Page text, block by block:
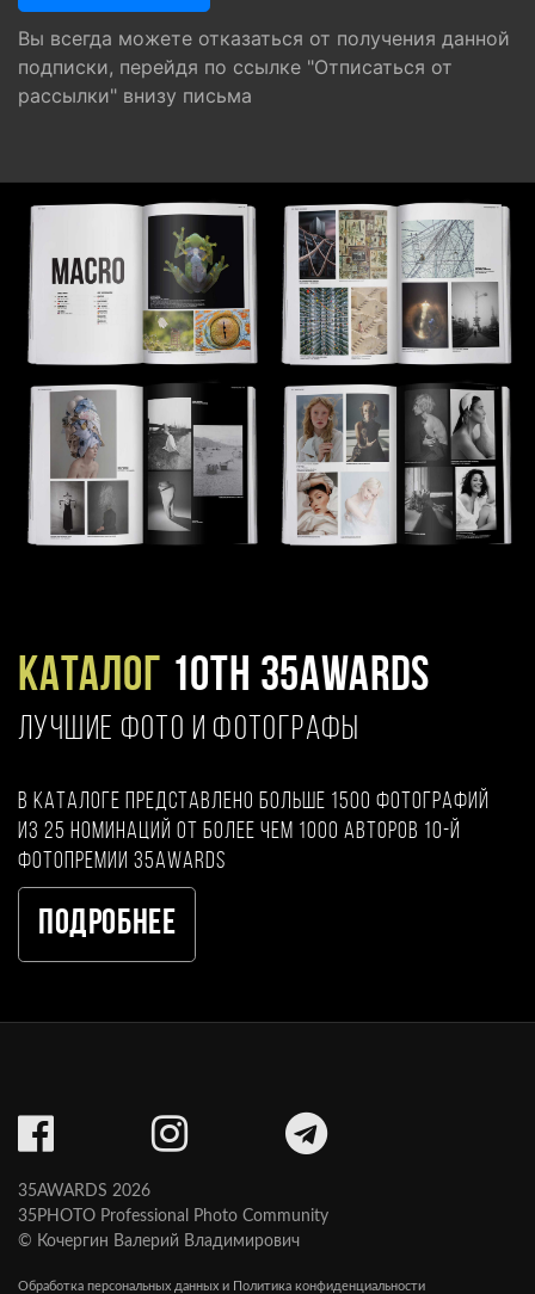
Вы всегда можете отказаться от получения данной
подписки, перейдя по ссылке "Отписаться от
рассылки" внизу письма
Каталог 10TH 35AWARDS
ЛУЧШИЕ ФОТО И ФОТОГРАФЫ
В каталоге представлено больше 1500 фотографий
из 25 номинаций от более чем 1000 авторов 10-й
фотопремии 35AWARDS
Подробнее
35AWARDS 2026
35PHOTO Professional Photo Community
© Кочергин Валерий Владимирович
Обработка персональных данных и Политика конфиденциальности